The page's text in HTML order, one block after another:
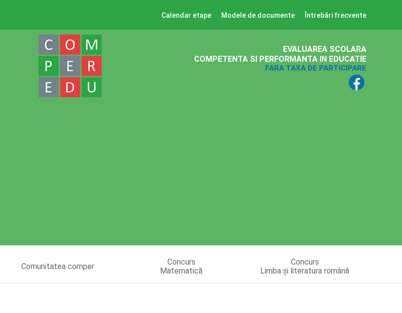
Calendar etape Modele de documente Întrebări frecvente
EVALUAREA SCOLARA
COMPETENTA SI PERFORMANTA IN EDUCATIE
FARA TAXA DE PARTICIPARE
Comunitatea comper
Concurs
Matematică
Concurs
Limba și literatura română